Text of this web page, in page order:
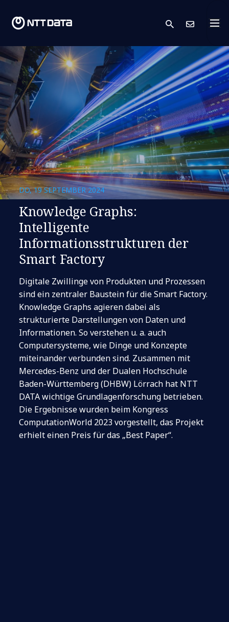
search
DO, 19 SEPTEMBER 2024
Knowledge Graphs:
Intelligente
Informationsstrukturen der
Smart Factory
Digitale Zwillinge von Produkten und Prozessen
sind ein zentraler Baustein für die Smart Factory.
Knowledge Graphs agieren dabei als
strukturierte Darstellungen von Daten und
Informationen. So verstehen u. a. auch
Computersysteme, wie Dinge und Konzepte
miteinander verbunden sind. Zusammen mit
Mercedes-Benz und der Dualen Hochschule
Baden-Württemberg (DHBW) Lörrach hat NTT
DATA wichtige Grundlagenforschung betrieben.
Die Ergebnisse wurden beim Kongress
ComputationWorld 2023 vorgestellt, das Projekt
erhielt einen Preis für das „Best Paper“.